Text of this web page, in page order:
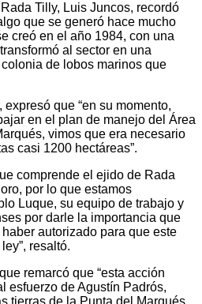
Tilly, Luis Juncos, recordó
que se generó hace mucho
creó en el año 1984, con una
al sector en una
de lobos marinos que
que “en su momento,
en el plan de manejo del Área
vimos que era necesario
casi 1200 hectáreas”.
comprende el ejido de Rada
por lo que estamos
Luque, su equipo de trabajo y
por darle la importancia que
autorizado para que este
resaltó.
remarcó que “esta acción
esfuerzo de Agustín Padrós,